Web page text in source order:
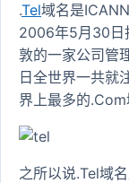
.Tel域名是
2006年5月30日
敦的一家公司管
日全世界一共就
界上最多的.Com
之所以说.Tel域